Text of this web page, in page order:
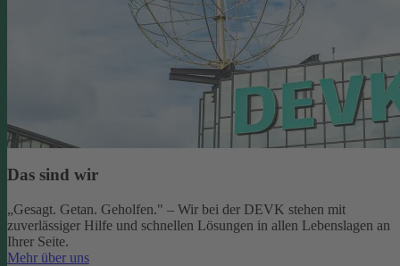
Das sind wir
„Gesagt. Getan. Geholfen." – Wir bei der DEVK stehen mit
zuverlässiger Hilfe und schnellen Lösungen in allen Lebenslagen an
Ihrer Seite.
Mehr über uns